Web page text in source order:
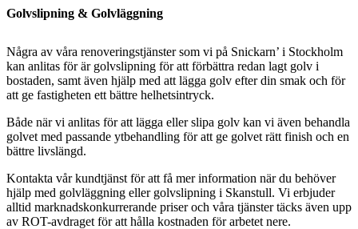
Golvslipning & Golvläggning
Några av våra renoveringstjänster som vi på Snickarn’ i Stockholm
kan anlitas för är golvslipning för att förbättra redan lagt golv i
bostaden, samt även hjälp med att lägga golv efter din smak och för
att ge fastigheten ett bättre helhetsintryck.
Både när vi anlitas för att lägga eller slipa golv kan vi även behandla
golvet med passande ytbehandling för att ge golvet rätt finish och en
bättre livslängd.
Kontakta vår kundtjänst för att få mer information när du behöver
hjälp med golvläggning eller golvslipning i Skanstull. Vi erbjuder
alltid marknadskonkurrerande priser och våra tjänster täcks även upp
av ROT-avdraget för att hålla kostnaden för arbetet nere.